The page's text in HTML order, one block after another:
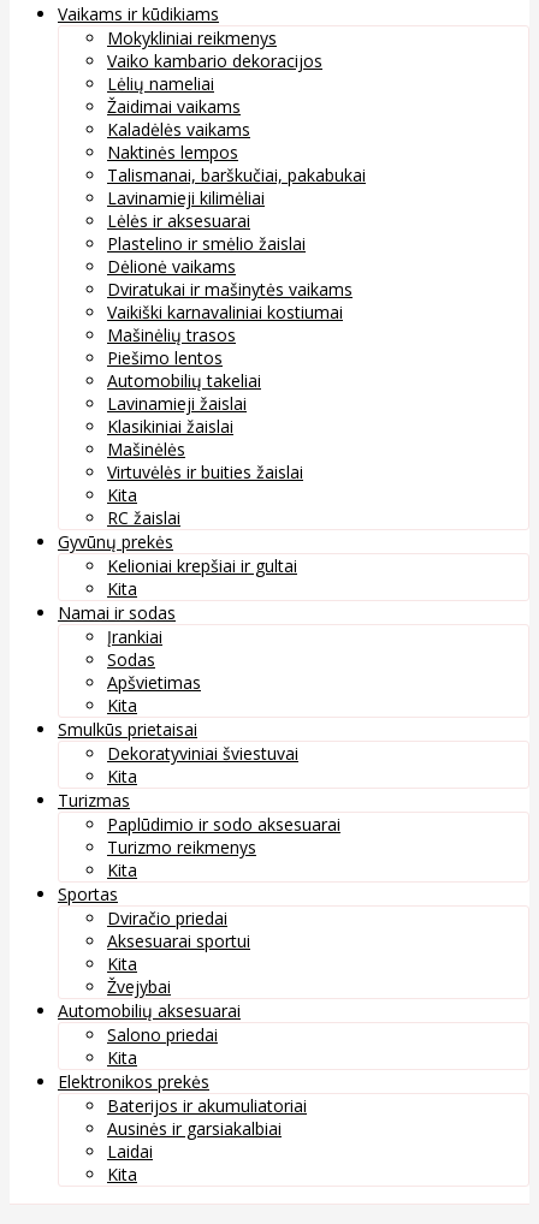
Vaikams ir kūdikiams
Mokykliniai reikmenys
Vaiko kambario dekoracijos
Lėlių nameliai
Žaidimai vaikams
Kaladėlės vaikams
Naktinės lempos
Talismanai, barškučiai, pakabukai
Lavinamieji kilimėliai
Lėlės ir aksesuarai
Plastelino ir smėlio žaislai
Dėlionė vaikams
Dviratukai ir mašinytės vaikams
Vaikiški karnavaliniai kostiumai
Mašinėlių trasos
Piešimo lentos
Automobilių takeliai
Lavinamieji žaislai
Klasikiniai žaislai
Mašinėlės
Virtuvėlės ir buities žaislai
Kita
RC žaislai
Gyvūnų prekės
Kelioniai krepšiai ir gultai
Kita
Namai ir sodas
Įrankiai
Sodas
Apšvietimas
Kita
Smulkūs prietaisai
Dekoratyviniai šviestuvai
Kita
Turizmas
Paplūdimio ir sodo aksesuarai
Turizmo reikmenys
Kita
Sportas
Dviračio priedai
Aksesuarai sportui
Kita
Žvejybai
Automobilių aksesuarai
Salono priedai
Kita
Elektronikos prekės
Baterijos ir akumuliatoriai
Ausinės ir garsiakalbiai
Laidai
Kita